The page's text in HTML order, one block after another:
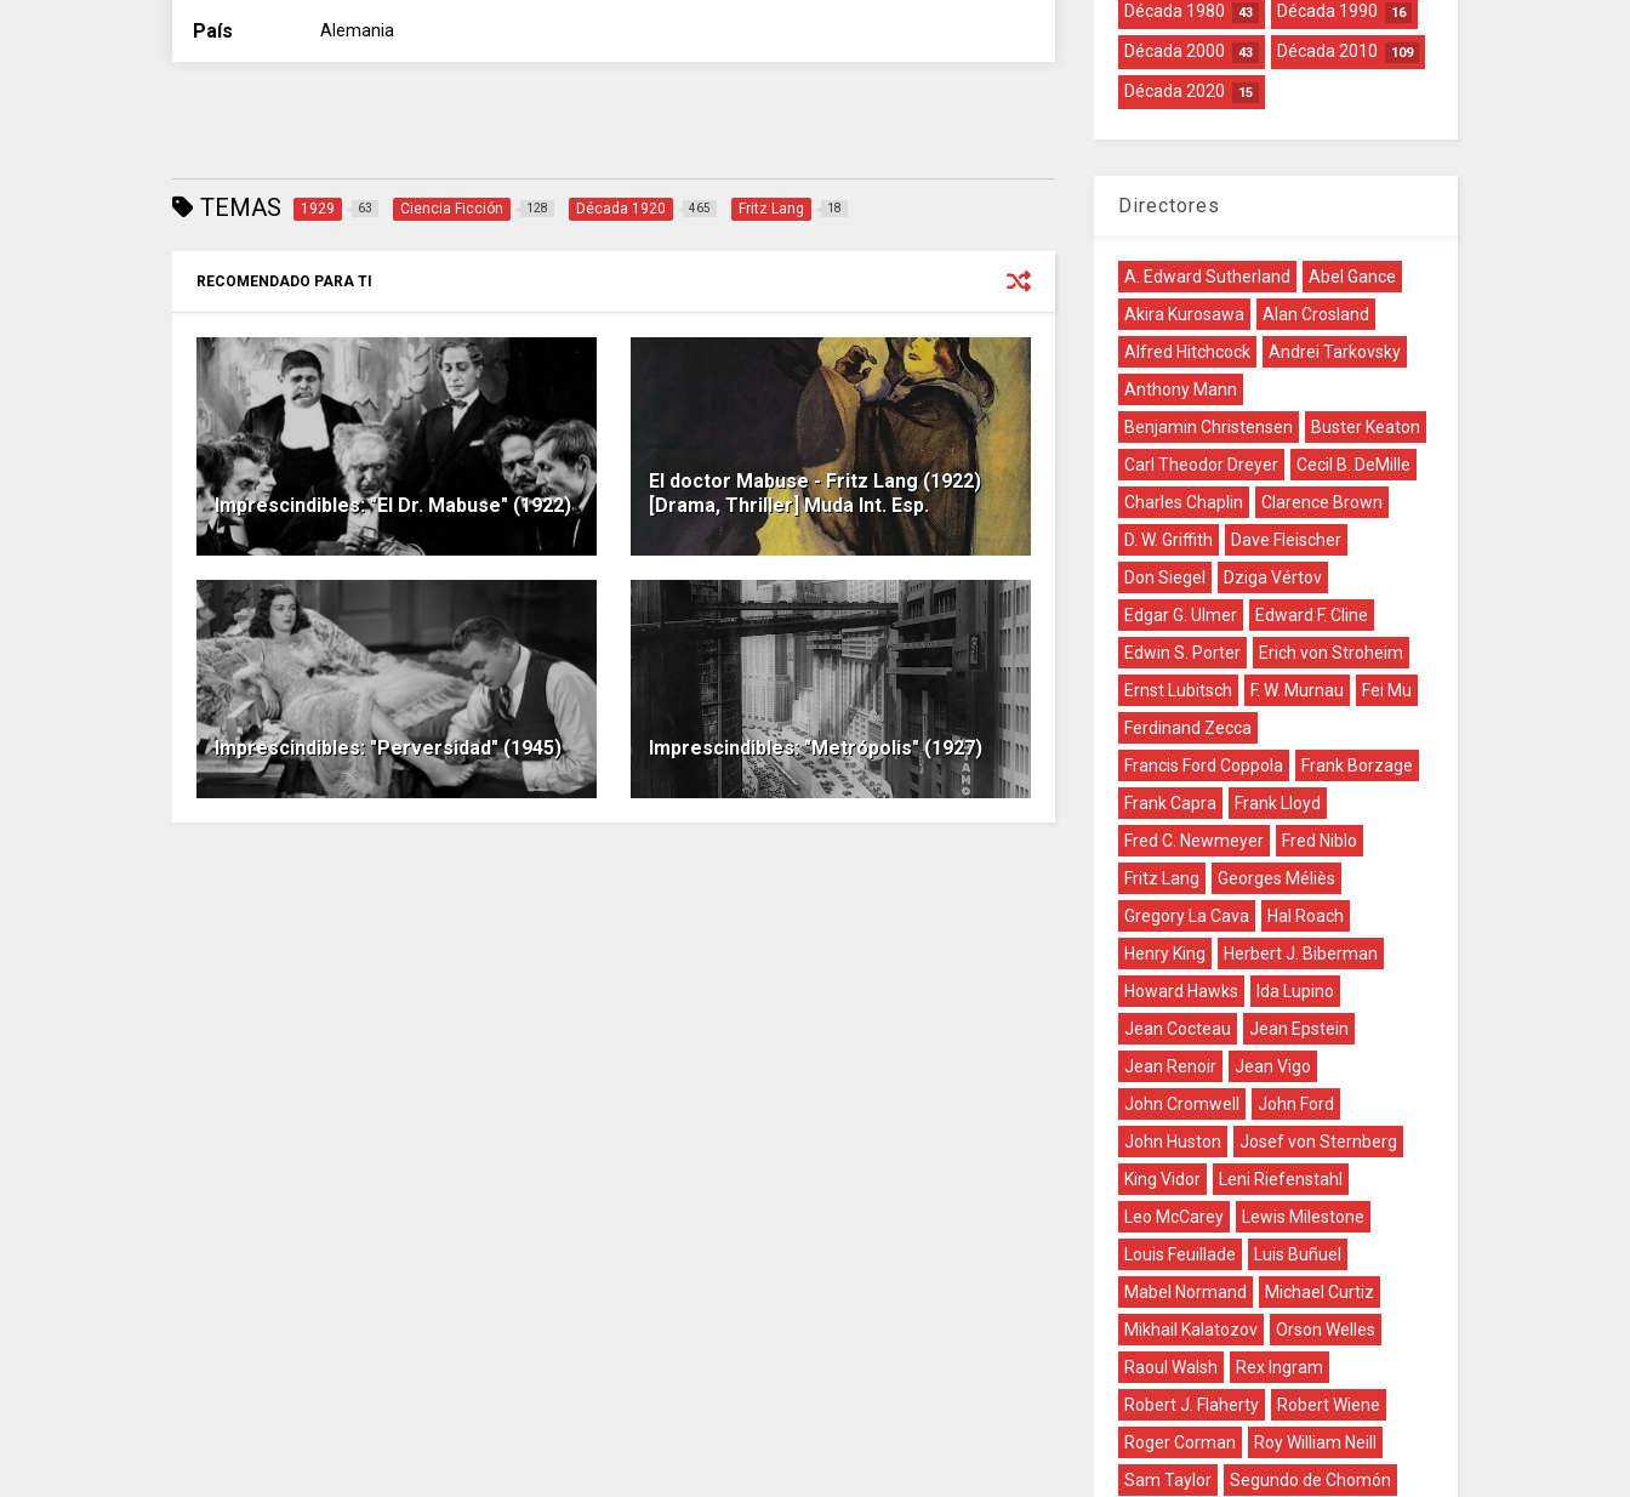
País Alemania
TEMAS 1929 63 Ciencia Ficción 128 Década 1920 465 Fritz Lang 18
RECOMENDADO PARA TI
Imprescindibles: "El Dr. Mabuse" (1922)
El doctor Mabuse - Fritz Lang (1922)
[Drama, Thriller] Muda Int. Esp.
Imprescindibles: "Perversidad" (1945) Imprescindibles: "Metrópolis" (1927)
Década 1980 43 Década 1990 16
Década 2000 43 Década 2010 109
Década 2020 15
Directores
A. Edward Sutherland
Abel Gance
Akira Kurosawa
Alan Crosland
Alfred Hitchcock
Andrei Tarkovsky
Anthony Mann
Benjamin Christensen
Buster Keaton
Carl Theodor Dreyer
Cecil B. DeMille
Charles Chaplin
Clarence Brown
D. W. Griffith
Dave Fleischer
Don Siegel
Dziga Vértov
Edgar G. Ulmer
Edward F. Cline
Edwin S. Porter
Erich von Stroheim
Ernst Lubitsch
F. W. Murnau
Fei Mu
Ferdinand Zecca
Francis Ford Coppola
Frank Borzage
Frank Capra
Frank Lloyd
Fred C. Newmeyer
Fred Niblo
Fritz Lang
Georges Méliès
Gregory La Cava
Hal Roach
Henry King
Herbert J. Biberman
Howard Hawks
Ida Lupino
Jean Cocteau
Jean Epstein
Jean Renoir
Jean Vigo
John Cromwell
John Ford
John Huston
Josef von Sternberg
King Vidor
Leni Riefenstahl
Leo McCarey
Lewis Milestone
Louis Feuillade
Luis Buñuel
Mabel Normand
Michael Curtiz
Mikhail Kalatozov
Orson Welles
Raoul Walsh
Rex Ingram
Robert J. Flaherty
Robert Wiene
Roger Corman
Roy William Neill
Sam Taylor
Segundo de Chomón